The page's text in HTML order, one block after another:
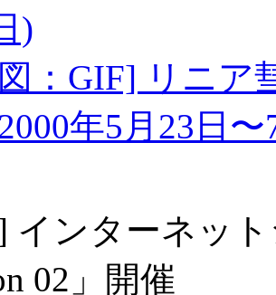
)
：GIF] リニア
年5月23日〜
インターネッ
02」開催